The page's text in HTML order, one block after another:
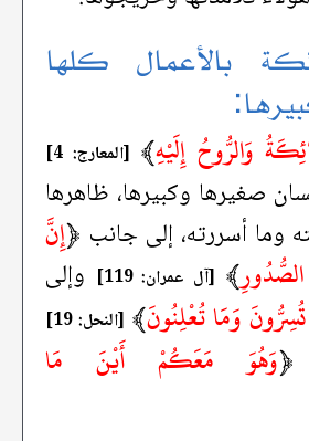
بالأعمال كلها
وَالرُّوحُ إِلَيْهِ﴾ [المعارج: 4]
صغيرها وكبيرها، ظاهرها
وما أسررته، إلى جانب ﴿إِنَّ
﴾ [آل عمران: 119]
وإلى
وَمَا تُعْلِنُونَ﴾ [النحل: 19]
﴿وَهُوَ مَعَكُمْ أَيْنَ مَا